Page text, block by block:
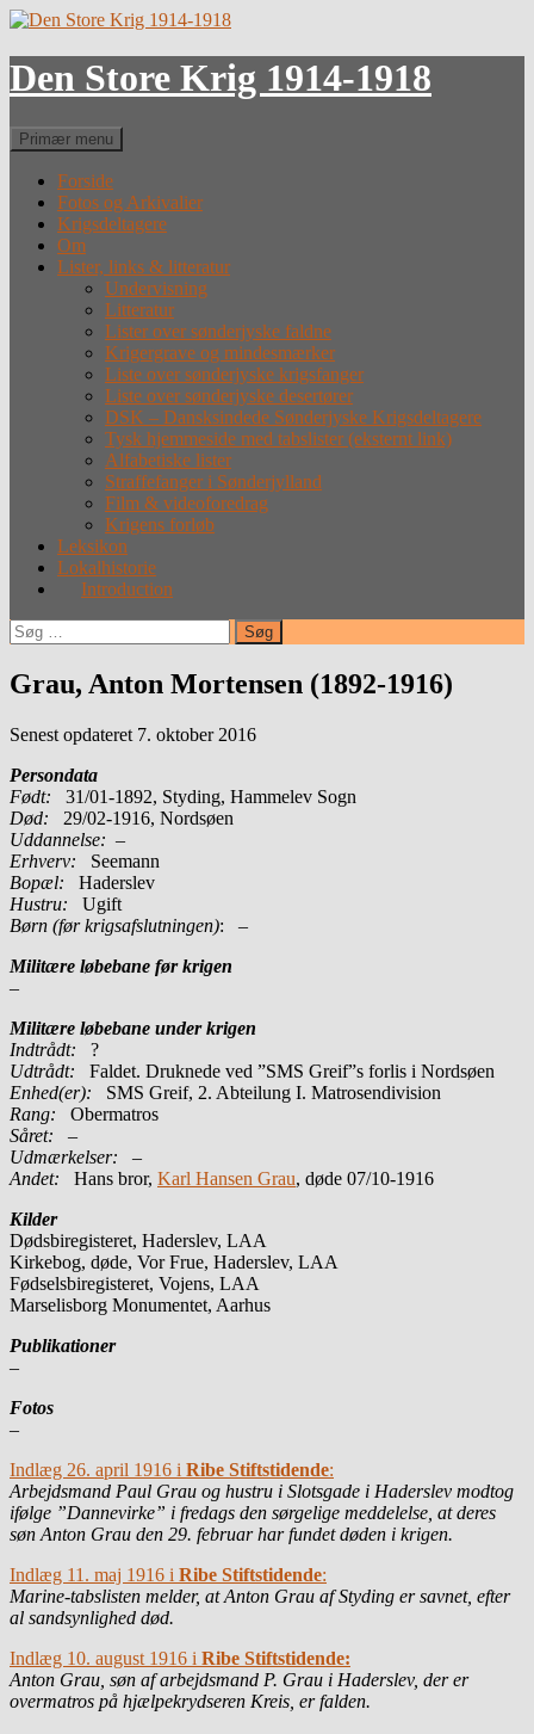
Hop
indhold
Den Store Krig 1914-1918
Søg
Primær menu
Forside
Fotos og Arkivalier
Krigsdeltagere
Om
Lister, links & litteratur
Undervisning
Litteratur
Lister over sønderjyske faldne
Krigergrave og mindesmærker
Liste over sønderjyske krigsfanger
Liste over sønderjyske desertører
DSK – Dansksindede Sønderjyske Krigsdeltagere
Tysk hjemmeside med tabslister (eksternt link)
Alfabetiske lister
Straffefanger i Sønderjylland
Film & videoforedrag
Krigens forløb
Leksikon
Lokalhistorie
Introduction
Søg
efter:
Grau, Anton Mortensen (1892-1916)
Senest opdateret 7. oktober 2016
Persondata
Født: 31/01-1892, Styding, Hammelev Sogn
Død: 29/02-1916, Nordsøen
Uddannelse: –
Erhverv: Seemann
Bopæl: Haderslev
Hustru: Ugift
Børn (før krigsafslutningen): –
Militære løbebane før krigen
–
Militære løbebane under krigen
Indtrådt: ?
Udtrådt: Faldet. Druknede ved ”SMS Greif”s forlis i Nordsøen
Enhed(er):
SMS Greif, 2. Abteilung I. Matrosendivision
Rang:
Obermatros
Såret: –
Udmærkelser: –
Andet: Hans bror, Karl Hansen Grau, døde 07/10-1916
Kilder
Dødsbiregisteret, Haderslev, LAA
Kirkebog, døde, Vor Frue, Haderslev, LAA
Fødselsbiregisteret, Vojens, LAA
Marselisborg Monumentet, Aarhus
Publikationer
–
Fotos
–
Indlæg 26. april 1916 i Ribe Stiftstidende:
Arbejdsmand Paul Grau og hustru i Slotsgade i Haderslev modtog
ifølge ”Dannevirke” i fredags den sørgelige meddelelse, at deres
søn Anton Grau den 29. februar har fundet døden i krigen.
Indlæg 11. maj 1916 i Ribe Stiftstidende:
Marine-tabslisten melder, at Anton Grau af Styding er savnet, efter
al sandsynlighed død.
Indlæg 10. august 1916 i Ribe Stiftstidende:
Anton Grau, søn af arbejdsmand P. Grau i Haderslev, der er
overmatros på hjælpekrydseren Kreis, er falden.